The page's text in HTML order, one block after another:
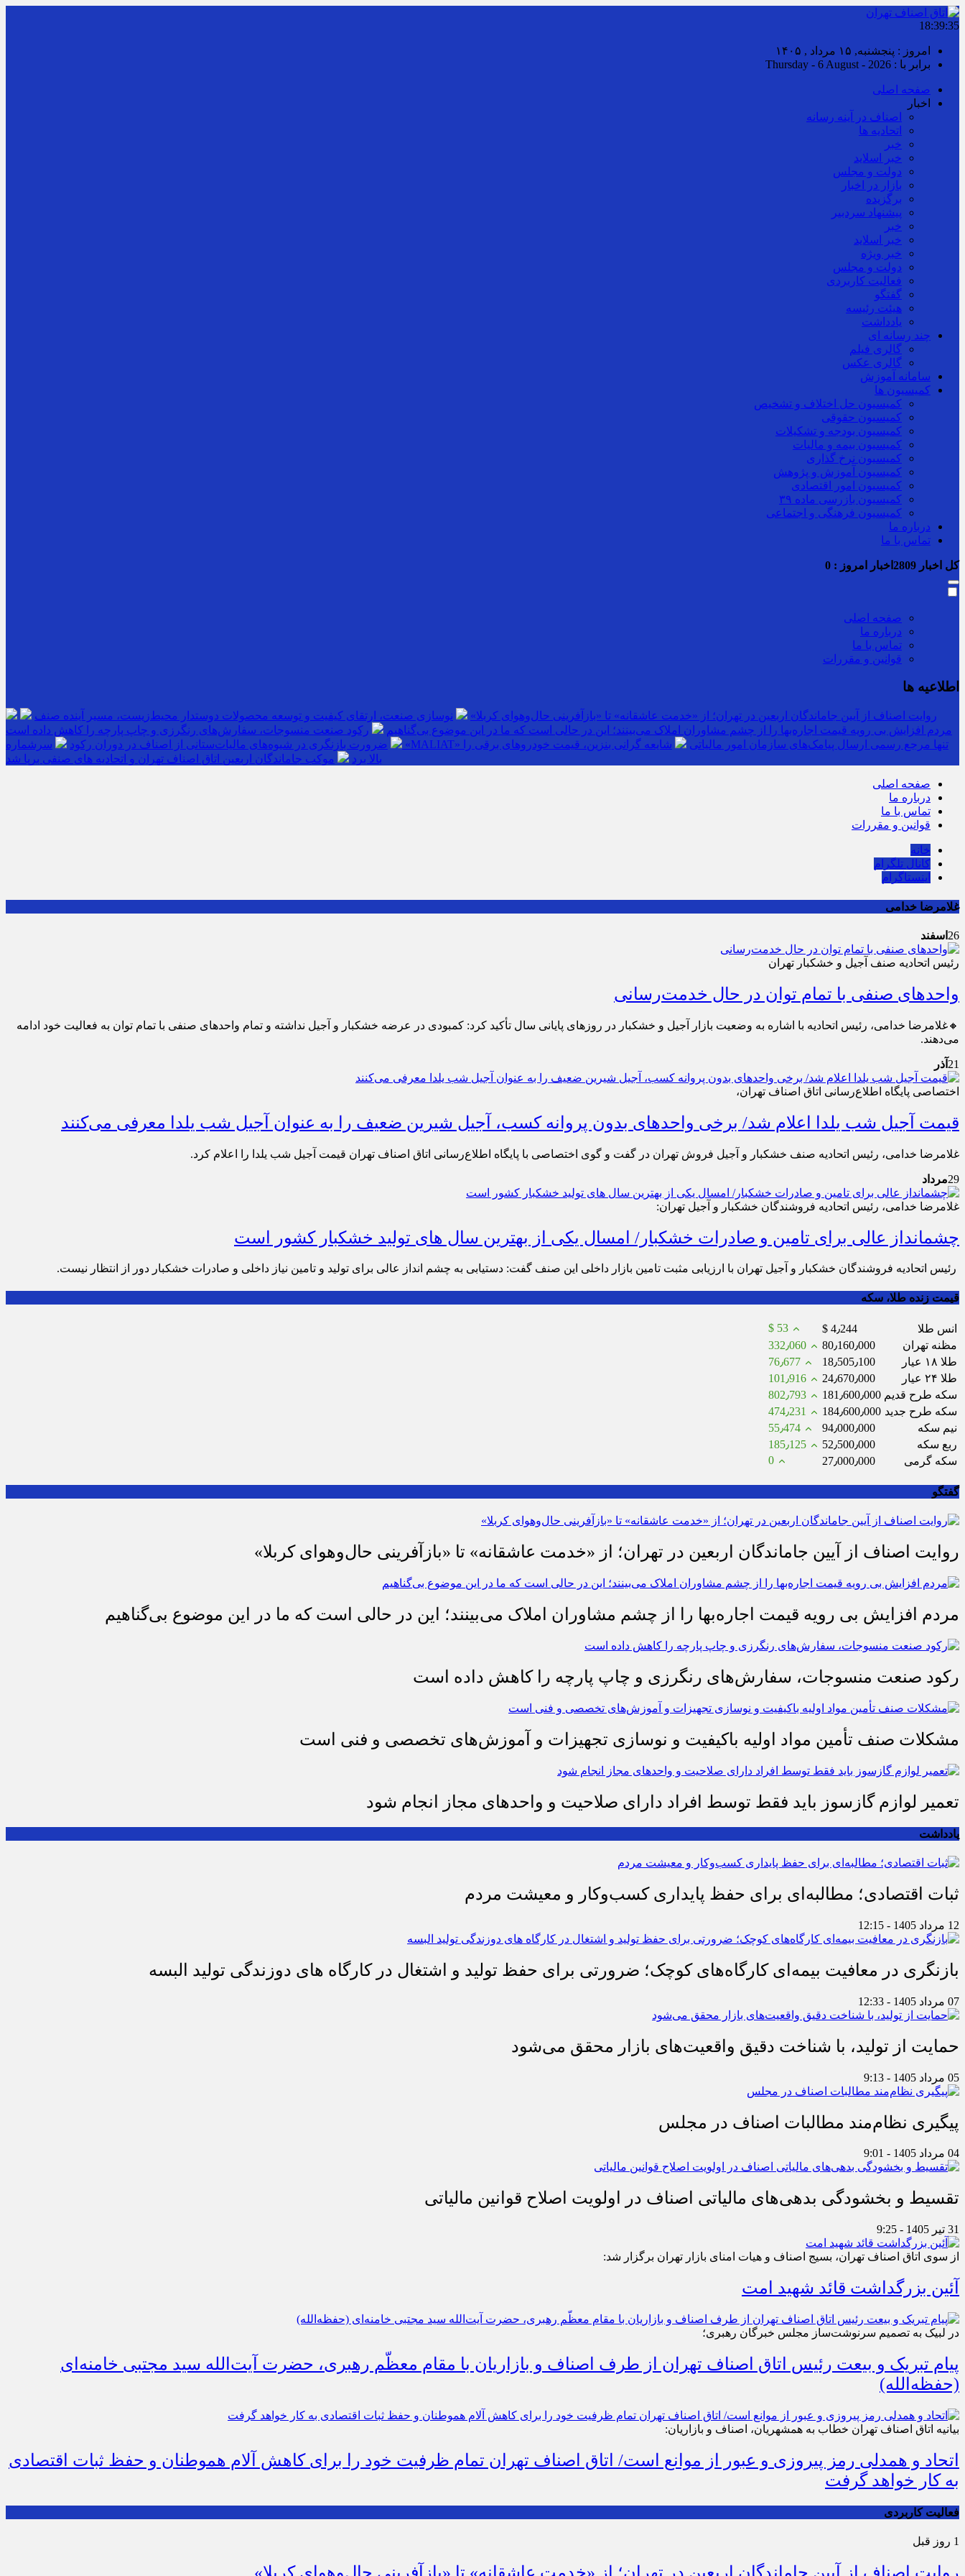
18:39:36
امروز : پنجشنبه, ۱۵ مرداد , ۱۴۰۵
برابر با : Thursday - 6 August - 2026
صفحه اصلی
اخبار
اصناف در آینه رسانه
اتحادیه ها
خبر
خبر اسلايد
دولت و مجلس
بازار در اخبار
برگزیده
پیشنهاد سردبیر
خبر
خبر اسلايد
خبر ویژه
دولت و مجلس
فعالیت کاربردی
گفتگو
هیئت رئیسه
یادداشت
چند رسانه ای
گالری فیلم
گالری عکس
سامانه آموزش
کمیسیون ها
کمیسیون حل اختلاف و تشخیص
کمیسیون حقوقی
کمیسیون بودجه و تشکیلات
کمیسیون بیمه و مالیات
کمیسیون نرخ گذاری
کمیسیون آموزش و پژوهش
کمیسیون امور اقتصادی
کمیسیون بازرسی ماده ۳۹
کمیسیون فرهنگی و اجتماعی
درباره ما
تماس با ما
کل اخبار اخبار امروز : 0
صفحه اصلی
درباره ما
تماس با ما
قوانین و مقررات
اطلاعیه ها
روایت اصناف از آیین جاماندگان اربعین در تهران؛ از «خدمت عاشقانه» تا «بازآفرینی حال‌وهوای کربلا»
نوسازی صنعت، ارتقای کیفیت و توسعه محصولات دوستدار محیط‌زیست، مسیر آینده صنف
مردم افزایش بی رویه قیمت اجاره‌بها را از چشم مشاوران املاک می‌بینند؛ این در حالی است که ما در این موضوع بی‌گناهیم
رکود صنعت منسوجات، سفارش‌های رنگرزی و چاپ پارچه را کاهش داده است
ضرورت بازنگری در شیوه‌های مالیات‌ستانی از اصناف در دوران رکود
سرشماره «MALIAT» تنها مرجع رسمی ارسال پیامک‌های سازمان امور مالیاتی
شایعه گرانی بنزین، قیمت خودروهای برقی را
بالا برد
موکب جاماندگان اربعین اتاق اصناف تهران و اتحادیه های صنفی برپا شد
صفحه اصلی
درباره ما
تماس با ما
قوانین و مقررات
خانه
کانال تلگرام
اینستاگرام
غلامرضا خدامی
26 اسفند
رئیس اتحادیه صنف آجیل و خشکبار تهران
واحدهای صنفی با تمام توان در حال خدمت‌رسانی
🔸️غلامرضا خدامی، رئیس اتحادیه با اشاره به وضعیت بازار آجیل و خشکبار در روزهای پایانی سال تأکید کرد: کمبودی در عرضه خشکبار و آجیل نداشته و تمام واحدهای صنفی با تمام توان به فعالیت خود ادامه
می‌دهند.
21 آذر
اختصاصی پایگاه اطلاع‌رسانی اتاق اصناف تهران،
قیمت آجیل شب یلدا اعلام شد/ برخی واحدهای بدون پروانه کسب، آجیل شیرین ضعیف را به‌ عنوان آجیل شب یلدا معرفی می‌کنند
غلامرضا خدامی، رئیس اتحادیه صنف خشکبار و آجیل فروش تهران در گفت و گوی اختصاصی با پایگاه اطلاع‌رسانی اتاق اصناف تهران قیمت آجیل شب یلدا را اعلام کرد.
29مرداد
غلامرضا خدامی، رئیس اتحادیه فروشندگان خشکبار و آجیل تهران:
چشم‎انداز عالی برای تامین و صادرات خشکبار/ امسال یکی از بهترین سال های تولید خشکبار کشور است
رئیس اتحادیه فروشندگان خشکبار و آجیل تهران با ارزیابی مثبت تامین بازار داخلی این صنف گفت: دستیابی به چشم انداز عالی برای تولید و تامین نیاز داخلی و صادرات خشکبار دور از انتظار نیست.
قیمت زنده طلا، سکه
انس طلا $ 4٫244
$ 53
مظنه تهران
80٫160٫000
332٫060
طلا ۱۸ عیار
18٫505٫100
76٫677
طلا ۲۴ عیار
24٫670٫000
101٫916
سکه طرح قدیم 181٫600٫000
802٫793
سکه طرح جدید 184٫600٫000
474٫231
نیم سکه
94٫000٫000
55٫474
ربع سکه
52٫500٫000
185٫125
سکه گرمی
27٫000٫000 0
گفتگو
روایت اصناف از آیین جاماندگان اربعین در تهران؛ از «خدمت عاشقانه» تا «بازآفرینی حال‌وهوای کربلا»
مردم افزایش بی رویه قیمت اجاره‌بها را از چشم مشاوران املاک می‌بینند؛ این در حالی است که ما در این موضوع بی‌گناهیم
رکود صنعت منسوجات، سفارش‌های رنگرزی و چاپ پارچه را کاهش داده است
مشکلات صنف تأمین مواد اولیه باکیفیت و نوسازی تجهیزات و آموزش‌های تخصصی و فنی است
تعمیر لوازم گازسوز باید فقط توسط افراد دارای صلاحیت و واحدهای مجاز انجام شود
یادداشت
ثبات اقتصادی؛ مطالبه‌ای برای حفظ پایداری کسب‌وکار و معیشت مردم
12 مرداد 1405 - 12:15
بازنگری در معافیت بیمه‌ای کارگاه‌های کوچک؛ ضرورتی برای حفظ تولید و اشتغال در کارگاه های دوزندگی تولید البسه
07 مرداد 1405 - 12:33
حمایت از تولید، با شناخت دقیق واقعیت‌های بازار محقق می‌شود
05 مرداد 1405 - 9:13
پیگیری نظام‌مند مطالبات اصناف در مجلس
04 مرداد 1405 - 9:01
تقسیط و بخشودگی بدهی‌های مالیاتی اصناف در اولویت اصلاح قوانین مالیاتی
31 تیر 1405 - 9:25
از سوی اتاق اصناف تهران، بسیج اصناف و هیات امنای بازار تهران برگزار شد:
آئین بزرگداشت قائد شهید امت
در لبیک به تصمیم سرنوشت‌ساز مجلس خبرگان رهبری؛
پیام تبریک و بیعت رئیس اتاق اصناف تهران از طرف اصناف و بازاریان با مقام معظّم رهبری، حضرت آیت‌الله سید مجتبی خامنه‌ای
(حفظه‌الله)
بیانیه اتاق اصناف تهران خطاب به همشهریان، اصناف و بازاریان:
اتحاد و همدلی رمز پیروزی و عبور از موانع است/ اتاق اصناف تهران تمام ظرفیت خود را برای کاهش آلام هموطنان و حفظ ثبات اقتصادی
به کار خواهد گرفت
فعالیت کاربردی
1 روز قبل